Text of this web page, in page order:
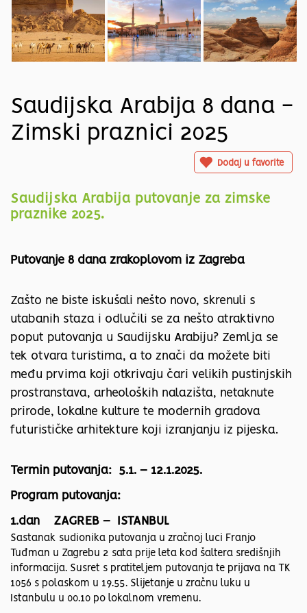
Saudijska Arabija 8 dana -
Zimski praznici 2025
Dodaj u favorite
Saudijska Arabija putovanje za zimske
praznike 2025.
Putovanje 8 dana zrakoplovom iz Zagreba
Zašto ne biste iskušali nešto novo, skrenuli s
utabanih staza i odlučili se za nešto atraktivno
poput putovanja u Saudijsku Arabiju? Zemlja se
tek otvara turistima, a to znači da možete biti
među prvima koji otkrivaju čari velikih pustinjskih
prostranstava, arheoloških nalazišta, netaknute
prirode, lokalne kulture te modernih gradova
futurističke arhitekture koji izranjanju iz pijeska.
Termin putovanja: 5.1. – 12.1.2025.
Program putovanja:
1.dan ZAGREB – ISTANBUL
Sastanak sudionika putovanja u zračnoj luci Franjo
Tuđman u Zagrebu 2 sata prije leta kod šaltera središnjih
informacija. Susret s pratiteljem putovanja te prijava na TK
1056 s polaskom u 19.55. Slijetanje u zračnu luku u
Istanbulu u 00.10 po lokalnom vremenu.